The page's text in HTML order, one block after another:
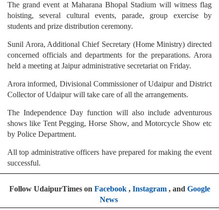
The grand event at Maharana Bhopal Stadium will witness flag
hoisting, several cultural events, parade, group exercise by
students and prize distribution ceremony.
Sunil Arora, Additional Chief Secretary (Home Ministry) directed
concerned officials and departments for the preparations. Arora
held a meeting at Jaipur administrative secretariat on Friday.
Arora informed, Divisional Commissioner of Udaipur and District
Collector of Udaipur will take care of all the arrangements.
The Independence Day function will also include adventurous
shows like Tent Pegging, Horse Show, and Motorcycle Show etc
by Police Department.
All top administrative officers have prepared for making the event
successful.
Follow UdaipurTimes on Facebook, Instagram, and Google
News